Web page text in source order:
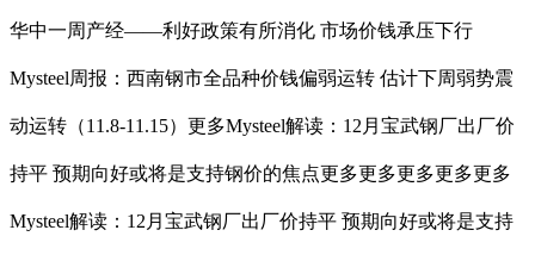
华中一周产经——利好政策有所消化 市场价钱承压下行
Mysteel周报：西南钢市全品种价钱偏弱运转 估计下周弱势震
动运转（11.8-11.15）更多Mysteel解读：12月宝武钢厂出厂价
持平 预期向好或将是支持钢价的焦点更多更多更多更多更多
Mysteel解读：12月宝武钢厂出厂价持平 预期向好或将是支持